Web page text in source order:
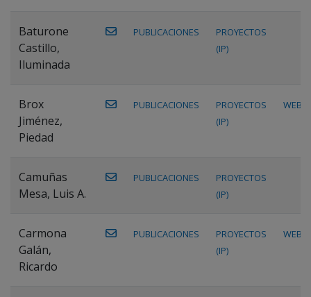
Baturone
Castillo,
Iluminada
PUBLICACIONES
PROYECTOS
(IP)
Brox
Jiménez,
Piedad
PUBLICACIONES
PROYECTOS
(IP)
WEB
Camuñas
Mesa, Luis A.
PUBLICACIONES
PROYECTOS
(IP)
Carmona
Galán,
Ricardo
PUBLICACIONES
PROYECTOS
(IP)
WEB